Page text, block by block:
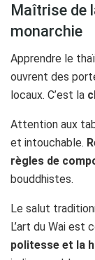
Maîtrise de
monarchie
Apprendre le
ouvrent des
locaux. C’est la
Attention aux
et intouchable.
règles de
bouddhistes.
Le salut
L’art du Wai est
politesse et la